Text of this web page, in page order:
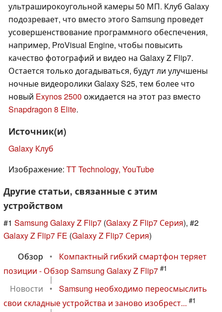
ультраширокоугольной камеры 50 МП. Клуб Galaxy
подозревает, что вместо этого Samsung проведет
усовершенствование программного обеспечения,
например, ProVisual Engine, чтобы повысить
качество фотографий и видео на Galaxy Z Flip7.
Остается только догадываться, будут ли улучшены
ночные видеоролики Galaxy S25, тем более что
новый Exynos 2500 ожидается на этот раз вместо
Snapdragon 8 Elite.
Источник(и)
Galaxy Клуб
Изображение: TT Technology, YouTube
Другие статьи, связанные с этим
устройством
#1 Samsung Galaxy Z Flip7 (Galaxy Z Flip7 Серия), #2
Galaxy Z Flip7 FE (Galaxy Z Flip7 Серия)
Обзор
•
Компактный гибкий смартфон теряет
позиции - Обзор Samsung Galaxy Z Flip7 #1
|
Новости
•
Samsung необходимо переосмыслить
свои складные устройства и заново изобрест... #1